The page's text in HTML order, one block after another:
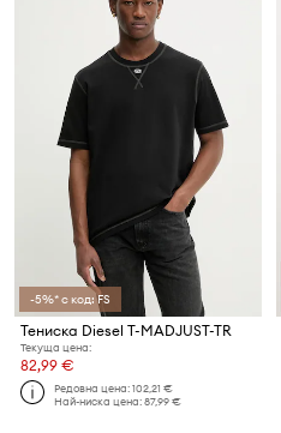
-5%* с код: FS
Тениска Diesel T-MADJUST-TR
Текуща цена:
82,99 €
Редовна цена:102,21 €
Най-ниска цена:87,99 €